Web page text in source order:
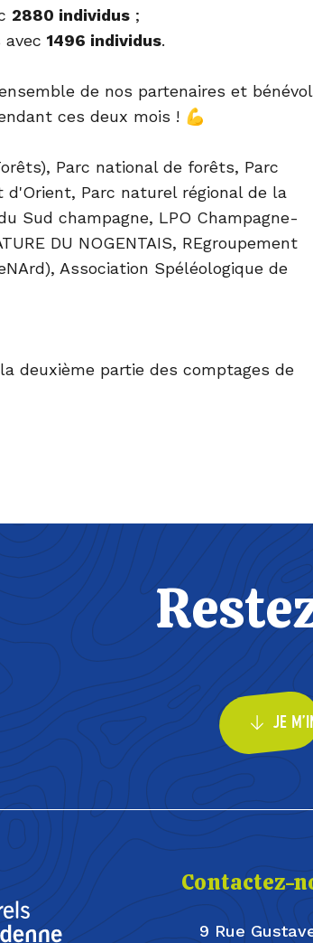
2880 individus ;
avec 1496 individus.
de nos partenaires et
ces deux mois ! 💪
, Parc national de forêts, Parc
d'Orient, Parc naturel régional de la
Sud champagne, LPO Champagne-
DU NOGENTAIS, REgroupement
, Association Spéléologique de
deuxième partie des comptages de
JE
Contactez-
9 Rue